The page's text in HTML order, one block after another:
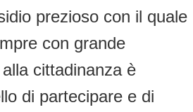
prezioso con il quale
con grande
alla cittadinanza è
di partecipare e di